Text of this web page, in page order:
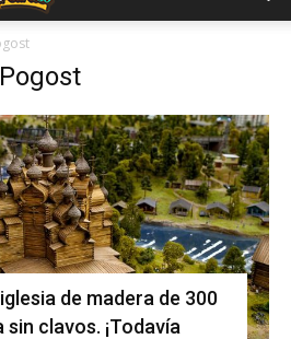
de madera de 300
clavos. ¡Todavía